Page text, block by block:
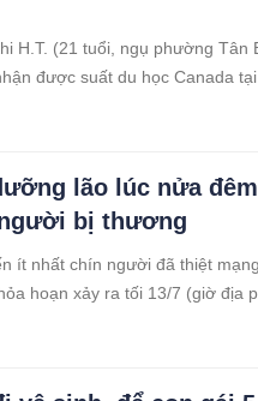
H.T. (21 tuổi, ngụ phường
được suất du học Canada
lão lúc nửa
bị thương
ít nhất chín người đã thiệt
hoạn xảy ra tối 13/7 (giờ địa